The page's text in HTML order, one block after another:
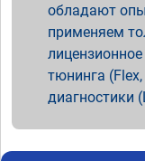
обладают
применяем
тюнинга
диагностики